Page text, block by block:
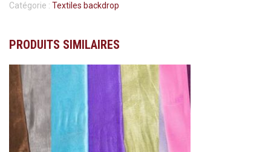
Catégorie : Textiles backdrop
PRODUITS SIMILAIRES